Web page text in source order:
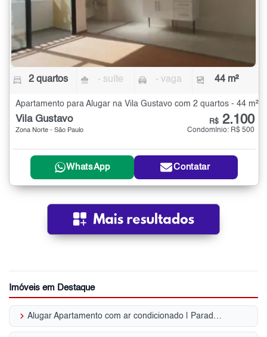
2 quartos - suíte - vaga 44 m²
Apartamento para Alugar na Vila Gustavo com 2 quartos - 44 m²
Vila Gustavo
Zona Norte - São Paulo
R$ 2.100
Condomínio: R$ 500
WhatsApp Contatar
Imóveis em Destaque
keyboard_arrow_right Alugar Apartamento com ar condicionado | Parada Inglesa